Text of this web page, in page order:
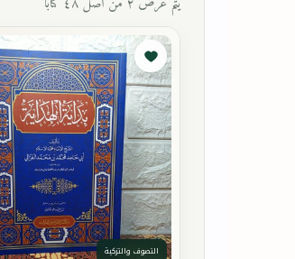
التصوف والتزكية